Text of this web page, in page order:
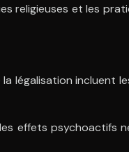
et les
légalisation incluent
effets psychoactifs